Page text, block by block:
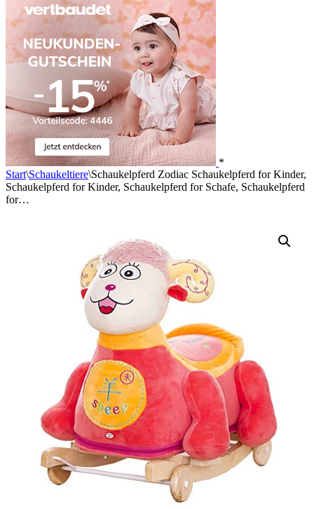
*
Start\Schaukeltiere\Schaukelpferd Zodiac Schaukelpferd for Kinder,
Schaukelpferd for Kinder, Schaukelpferd for Schafe, Schaukelpferd
for…